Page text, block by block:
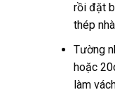
rồi đặt
thép
Tường
hoặc
làm